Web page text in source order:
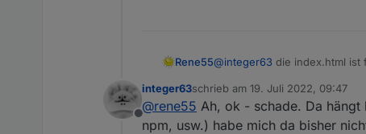
Irgendeine Idee?
Rene55@integer63 die index.html ist
Offline
integer63schrieb am 19. Juli 2022, 09:47
zuletzt editiert von
@rene55 Ah, ok - schade. Da
npm, usw.) habe mich da bisher